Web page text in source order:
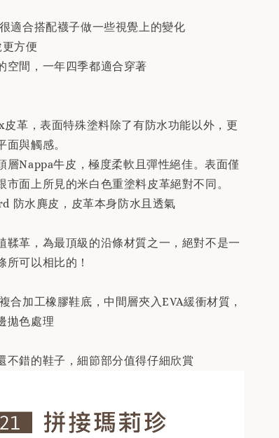
適合搭配襪子做一些視覺上的變化
方便
空間，一年四季都適合穿著
革，表面特殊塗料除了有防水功能以外，更
與觸感。
層Nappa牛皮，極度柔軟且彈性絕佳。表面僅
市面上所見的米白色重塗料皮革絕對不同。
防水麂皮，皮革本身防水且透氣
鞣革，為最頂級的沿條材質之一，絕對不是一
所可以相比的！
合加工橡膠鞋底，中間層夾入EVA緩衝材質，
拋色處理
不錯的鞋子，細節部分值得仔細欣賞